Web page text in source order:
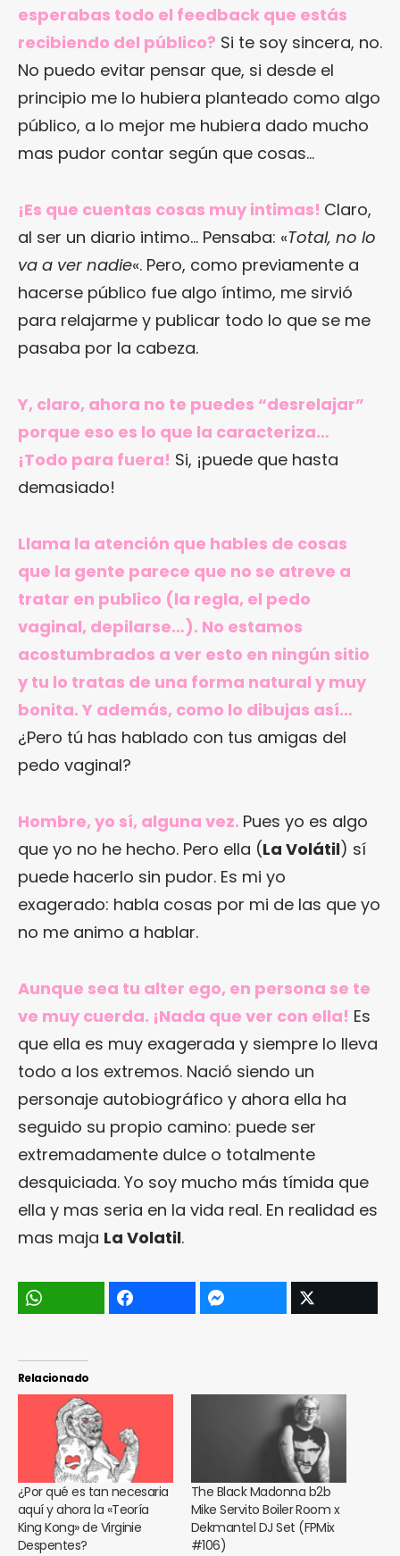
esperabas todo el feedback que estás
recibiendo del público? Si te soy sincera, no.
No puedo evitar pensar que, si desde el
principio me lo hubiera planteado como algo
público, a lo mejor me hubiera dado mucho
mas pudor contar según que cosas…
¡Es que cuentas cosas muy intimas! Claro,
al ser un diario intimo… Pensaba: «Total, no lo
va a ver nadie«. Pero, como previamente a
hacerse público fue algo íntimo, me sirvió
para relajarme y publicar todo lo que se me
pasaba por la cabeza.
Y, claro, ahora no te puedes “desrelajar”
porque eso es lo que la caracteriza…
¡Todo para fuera! Si, ¡puede que hasta
demasiado!
Llama la atención que hables de cosas
que la gente parece que no se atreve a
tratar en publico (la regla, el pedo
vaginal, depilarse…). No estamos
acostumbrados a ver esto en ningún sitio
y tu lo tratas de una forma natural y muy
bonita. Y además, como lo dibujas así…
¿Pero tú has hablado con tus amigas del
pedo vaginal?
Hombre, yo sí, alguna vez. Pues yo es algo
que yo no he hecho. Pero ella (La Volátil) sí
puede hacerlo sin pudor. Es mi yo
exagerado: habla cosas por mi de las que yo
no me animo a hablar.
Aunque sea tu alter ego, en persona se te
ve muy cuerda. ¡Nada que ver con ella! Es
que ella es muy exagerada y siempre lo lleva
todo a los extremos. Nació siendo un
personaje autobiográfico y ahora ella ha
seguido su propio camino: puede ser
extremadamente dulce o totalmente
desquiciada. Yo soy mucho más tímida que
ella y mas seria en la vida real. En realidad es
mas maja La Volatil.
Relacionado
¿Por qué es tan necesaria
aquí y ahora la «Teoría
King Kong» de Virginie
Despentes?
The Black Madonna b2b
Mike Servito Boiler Room x
Dekmantel DJ Set (FPMix
#106)